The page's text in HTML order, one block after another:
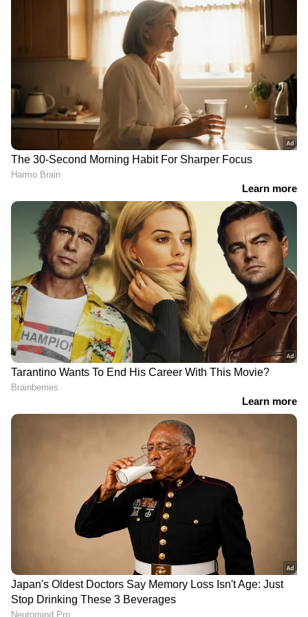
DOWNLOAD APP
കേരളത്തിലെ എല്ലാLocal News
അറിയാൻ
എപ്പോഴും ഏഷ്യാനെറ്റ് ന്യൂസ് വാർത്തകൾ.
Malayalam Newsഅപ്‌ഡേറ്റുകളും
ആഴത്തിലുള്ള വിശകലനവും സമഗ്രമായ
റിപ്പോർട്ടിംഗും — എല്ലാം ഒരൊറ്റ സ്ഥലത്ത്.
ഏത് സമയത്തും, എവിടെയും
വിശ്വസനീയമായ വാർത്തകൾ ലഭിക്കാൻ
Asianet News Malayalam
RECOMMENDED STORIES